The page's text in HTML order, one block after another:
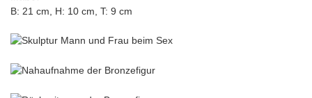
B: 21 cm, H: 10 cm, T: 9 cm